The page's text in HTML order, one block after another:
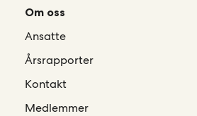
Om oss
Ansatte
Årsrapporter
Kontakt
Medlemmer